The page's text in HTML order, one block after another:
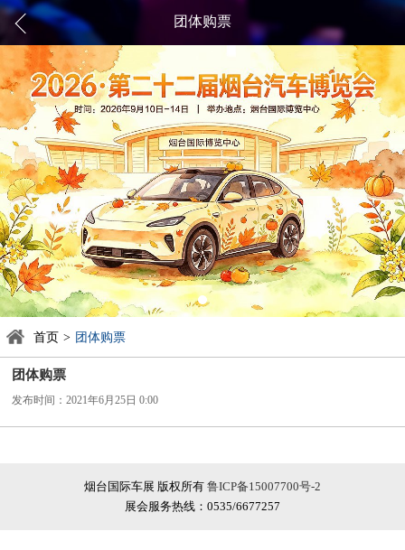
团体购票
首页 > 团体购票
团体购票
发布时间：2021年6月25日 0:00
烟台国际车展 版权所有 鲁ICP备15007700号-2
展会服务热线：0535/6677257